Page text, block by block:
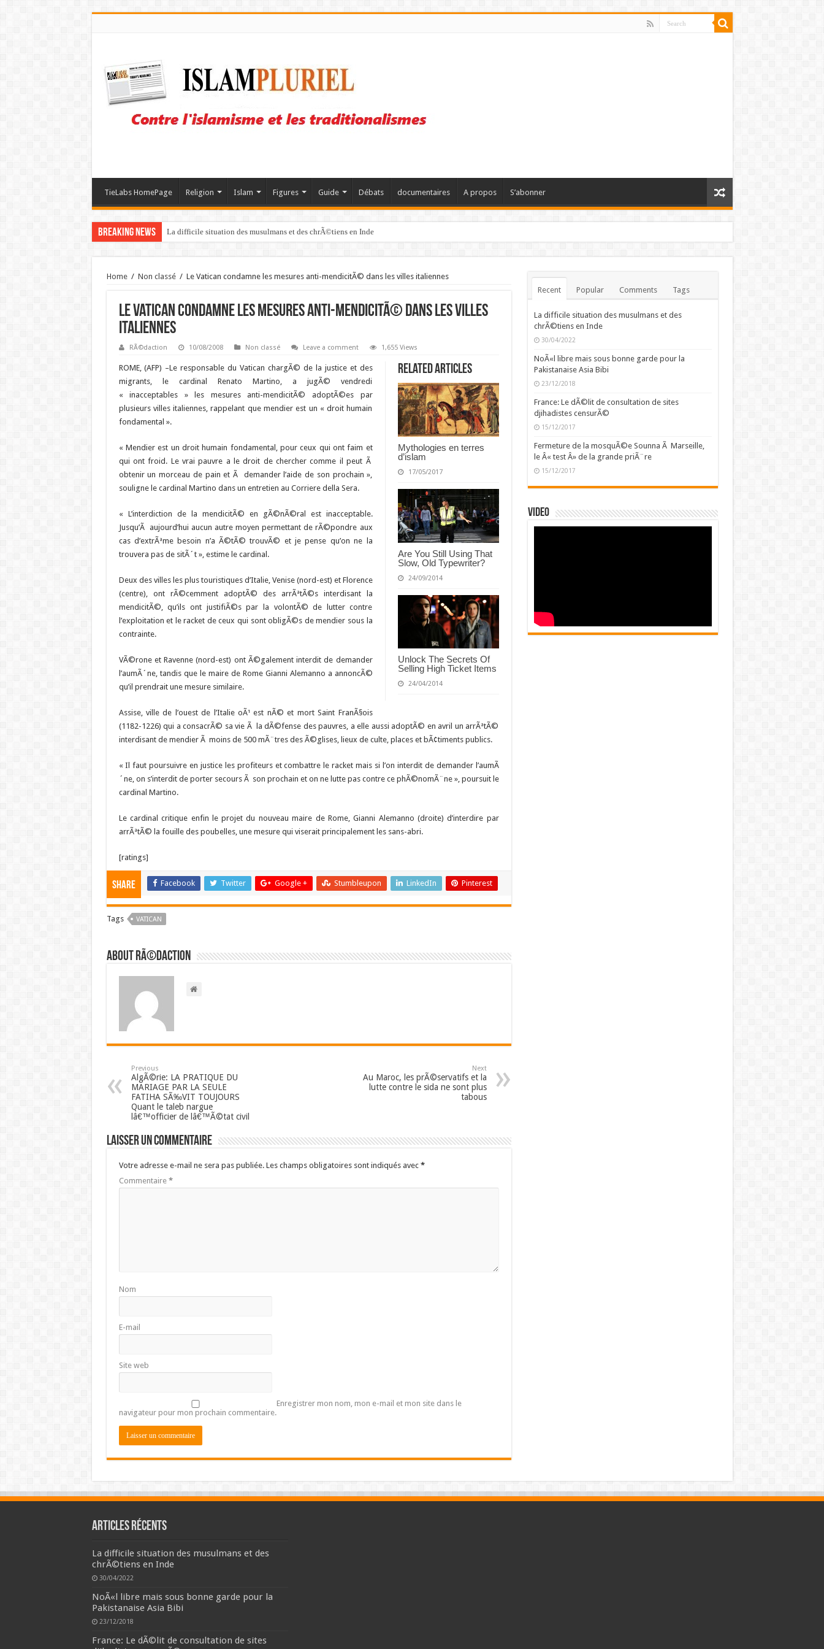
TieLabs HomePage Religion Islam Figures Guide Débats documentaires A propos S’abonner
Breaking News La difficile situation des musulmans et des chrÃ©tiens en Inde
Home / Non classé / Le Vatican condamne les mesures anti-mendicitÃ© dans les villes italiennes
Le Vatican condamne les mesures anti-mendicitÃ© dans les villes
italiennes
RÃ©daction 10/08/2008 Non classé Leave a comment 1,655 Views
Related Articles
Mythologies en terres
d’islam
17/05/2017
Are You Still Using That
Slow, Old Typewriter?
24/09/2014
Unlock The Secrets Of
Selling High Ticket Items
24/04/2014
ROME, (AFP) –Le responsable du Vatican chargÃ© de la justice et des
migrants, le cardinal Renato Martino, a jugÃ© vendredi
« inacceptables » les mesures anti-mendicitÃ© adoptÃ©es par
plusieurs villes italiennes, rappelant que mendier est un « droit humain
fondamental ».
« Mendier est un droit humain fondamental, pour ceux qui ont faim et
qui ont froid. Le vrai pauvre a le droit de chercher comme il peut Ã
obtenir un morceau de pain et Ã demander l’aide de son prochain »,
souligne le cardinal Martino dans un entretien au Corriere della Sera.
« L’interdiction de la mendicitÃ© en gÃ©nÃ©ral est inacceptable.
Jusqu’Ã aujourd’hui aucun autre moyen permettant de rÃ©pondre aux
cas d’extrÃªme besoin n’a Ã©tÃ© trouvÃ© et je pense qu’on ne la
trouvera pas de sitÃ´t », estime le cardinal.
Deux des villes les plus touristiques d’Italie, Venise (nord-est) et Florence
(centre), ont rÃ©cemment adoptÃ© des arrÃªtÃ©s interdisant la
mendicitÃ©, qu’ils ont justifiÃ©s par la volontÃ© de lutter contre
l’exploitation et le racket de ceux qui sont obligÃ©s de mendier sous la
contrainte.
VÃ©rone et Ravenne (nord-est) ont Ã©galement interdit de demander
l’aumÃ´ne, tandis que le maire de Rome Gianni Alemanno a annoncÃ©
qu’il prendrait une mesure similaire.
Assise, ville de l’ouest de l’Italie oÃ¹ est nÃ© et mort Saint FranÃ§ois
(1182-1226) qui a consacrÃ© sa vie Ã la dÃ©fense des pauvres, a elle aussi adoptÃ© en avril un arrÃªtÃ©
interdisant de mendier Ã moins de 500 mÃ¨tres des Ã©glises, lieux de culte, places et bÃ¢timents publics.
« Il faut poursuivre en justice les profiteurs et combattre le racket mais si l’on interdit de demander l’aumÃ
´ne, on s’interdit de porter secours Ã son prochain et on ne lutte pas contre ce phÃ©nomÃ¨ne », poursuit le
cardinal Martino.
Le cardinal critique enfin le projet du nouveau maire de Rome, Gianni Alemanno (droite) d’interdire par
arrÃªtÃ© la fouille des poubelles, une mesure qui viserait principalement les sans-abri.
[ratings]
Share Facebook Twitter Google + Stumbleupon LinkedIn Pinterest
Tags VATICAN
About RÃ©daction
Previous
AlgÃ©rie: LA PRATIQUE DU
MARIAGE PAR LA SEULE
FATIHA SÃ‰VIT TOUJOURS
Quant le taleb nargue
lâ€™officier de lâ€™Ã©tat civil
Next
Au Maroc, les prÃ©servatifs et la
lutte contre le sida ne sont plus
tabous
Laisser un commentaire
Votre adresse e-mail ne sera pas publiée. Les champs obligatoires sont indiqués avec *
Commentaire *
Nom
E-mail
Site web
Enregistrer mon nom, mon e-mail et mon site dans le
navigateur pour mon prochain commentaire.
Recent Popular Comments Tags
La difficile situation des musulmans et des
chrÃ©tiens en Inde
30/04/2022
NoÃ«l libre mais sous bonne garde pour la
Pakistanaise Asia Bibi
23/12/2018
France: Le dÃ©lit de consultation de sites
djihadistes censurÃ©
15/12/2017
Fermeture de la mosquÃ©e Sounna Ã Marseille,
le Â« test Â» de la grande priÃ¨re
15/12/2017
Video
Articles récents
La difficile situation des musulmans et des
chrÃ©tiens en Inde
30/04/2022
NoÃ«l libre mais sous bonne garde pour la
Pakistanaise Asia Bibi
23/12/2018
France: Le dÃ©lit de consultation de sites